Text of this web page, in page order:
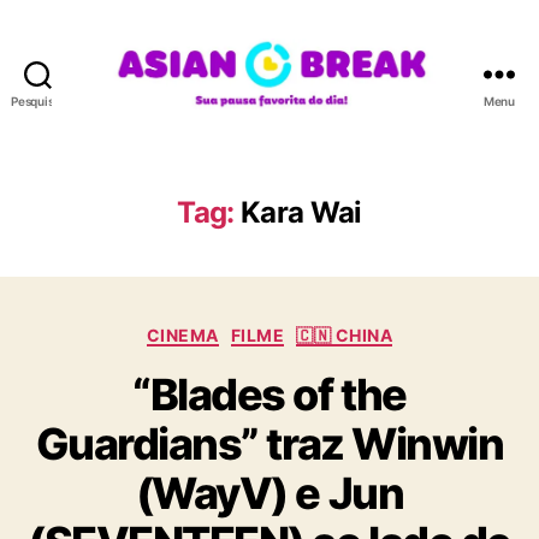
Pesquisar
A
N
R
A
Menu
Tag: Kara Wai
C
t
e
g
o
r
i
CINEMA FILME 🇨🇳 CHINA
“Blades of the
Guardians” traz Winwin
(WayV) e Jun